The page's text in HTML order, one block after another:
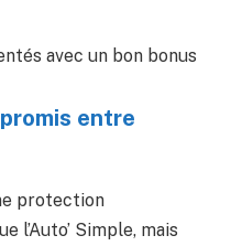
avec un bon bonus
entre
protection
l’Auto’ Simple, mais